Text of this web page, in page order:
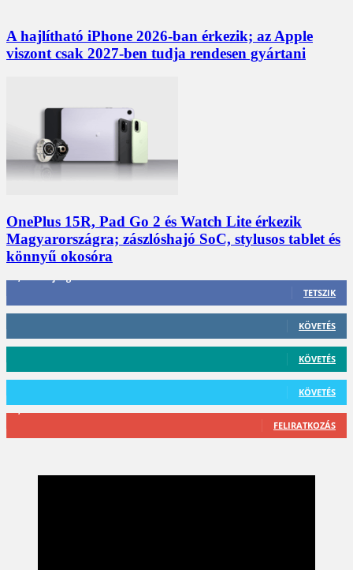
A hajlítható iPhone 2026-ban érkezik; az Apple
viszont csak 2027-ben tudja rendesen gyártani
OnePlus 15R, Pad Go 2 és Watch Lite érkezik
Magyarországra; zászlóshajó SoC, stylusos tablet és
könnyű okosóra
TETSZIK
412 Követő
KÖVETÉS
59 Követő
KÖVETÉS
101 Követő
KÖVETÉS
2,589 Feliratkozó
FELIRATKOZÁS